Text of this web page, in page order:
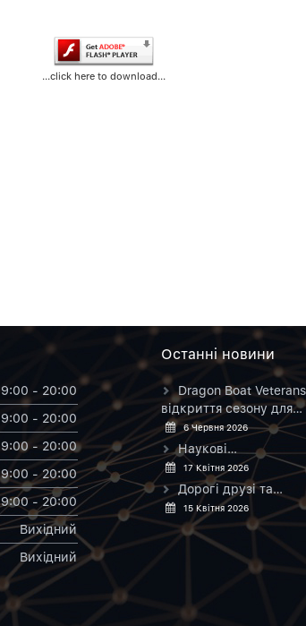
...click here to download...
9:00 - 20:00
9:00 - 20:00
9:00 - 20:00
9:00 - 20:00
9:00 - 20:00
Вихiдний
Вихiдний
Останнi новини
Dragon Boat
відкриття сезону для…
6 Червня 2026
Наукові…
17 Квітня 2026
Дорогі друзі та…
15 Квітня 2026